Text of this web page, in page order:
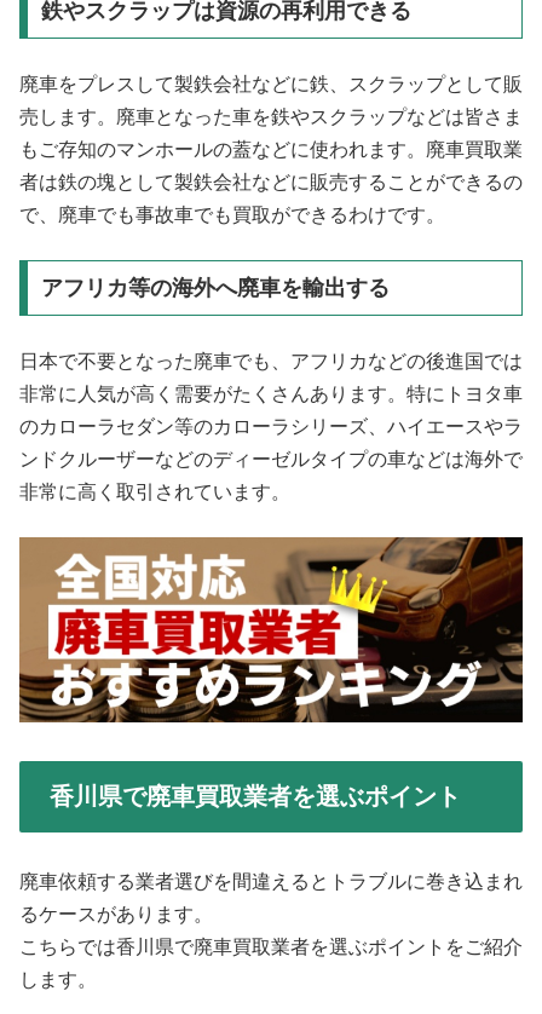
鉄やスクラップは資源の再利用できる
廃車をプレスして製鉄会社などに鉄、スクラップとして販
売します。廃車となった車を鉄やスクラップなどは皆さま
もご存知のマンホールの蓋などに使われます。廃車買取業
者は鉄の塊として製鉄会社などに販売することができるの
で、廃車でも事故車でも買取ができるわけです。
アフリカ等の海外へ廃車を輸出する
日本で不要となった廃車でも、アフリカなどの後進国では
非常に人気が高く需要がたくさんあります。特にトヨタ車
のカローラセダン等のカローラシリーズ、ハイエースやラ
ンドクルーザーなどのディーゼルタイプの車などは海外で
非常に高く取引されています。
香川県で廃車買取業者を選ぶポイント
廃車依頼する業者選びを間違えるとトラブルに巻き込まれ
るケースがあります。
こちらでは香川県で廃車買取業者を選ぶポイントをご紹介
します。